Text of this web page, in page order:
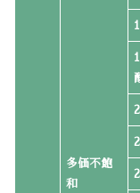
多価不飽
和